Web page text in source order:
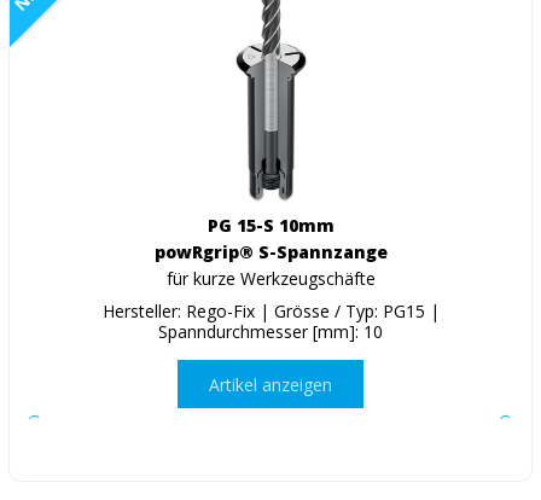
PG 15-S 10mm
powRgrip® S-Spannzange
für kurze Werkzeugschäfte
Hersteller: Rego-Fix | Grösse / Typ: PG15 |
Spanndurchmesser [mm]: 10
Artikel anzeigen